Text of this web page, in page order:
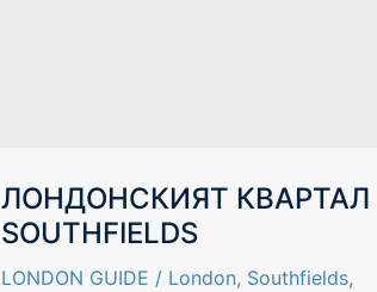
ЛОНДОНСКИЯТ КВАРТАЛ
SOUTHFIELDS
LONDON GUIDE / London, Southfields,
ЛОНДОНСКИЯТ
КВАРТАЛ
SOUTHFIELDS